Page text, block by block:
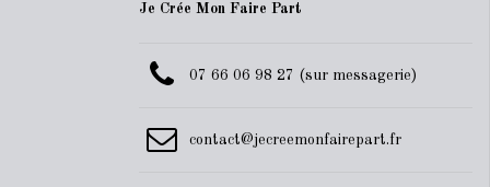
Je Crée Mon Faire Part
07 66 06 98 27 (sur messagerie)
contact@jecreemonfairepart.fr